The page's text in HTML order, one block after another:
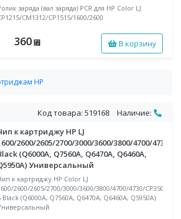
заряда (вал заряда) PCR для HP Color LJ
CM1312/CP1515/1600/2600
360 ⃏ В корзину
HP
Код товара: 519168
Наличие:
к картриджу HP LJ
2600/2605/2700/3000/3600/3800/4700/4730/
(Q6000A, Q7560A, Q6470A, Q6460A,
Универсальный
к картриджу HP Color LJ
2600/2605/2700/3000/3600/3800/4700/4730/CP350
Black (Q6000A, Q7560A, Q6470A, Q6460A, Q5950A)